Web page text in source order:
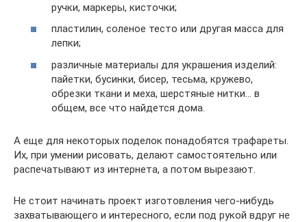
ручки, маркеры, кисточки;
пластилин, соленое тесто или другая масса для
лепки;
различные материалы для украшения изделий:
пайетки, бусинки, бисер, тесьма, кружево,
обрезки ткани и меха, шерстяные нитки… в
общем, все что найдется дома.
А еще для некоторых поделок понадобятся трафареты.
Их, при умении рисовать, делают самостоятельно или
распечатывают из интернета, а потом вырезают.
Не стоит начинать проект изготовления чего-нибудь
захватывающего и интересного, если под рукой вдруг не